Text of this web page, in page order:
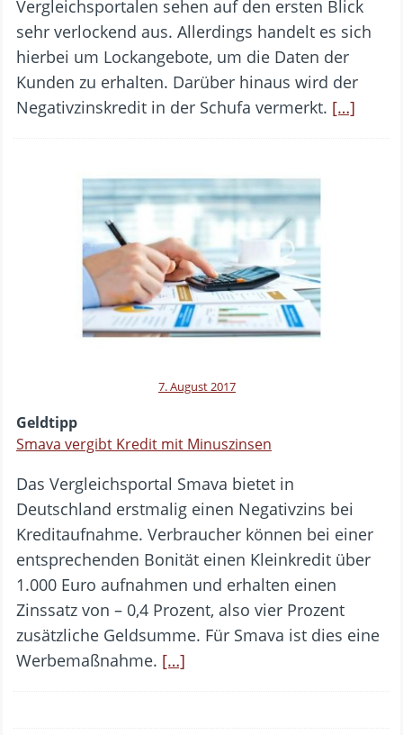
Vergleichsportalen sehen auf den ersten Blick
sehr verlockend aus. Allerdings handelt es sich
hierbei um Lockangebote, um die Daten der
Kunden zu erhalten. Darüber hinaus wird der
Negativzinskredit in der Schufa vermerkt. […]
7. August 2017
Geldtipp
Smava vergibt Kredit mit Minuszinsen
Das Vergleichsportal Smava bietet in
Deutschland erstmalig einen Negativzins bei
Kreditaufnahme. Verbraucher können bei einer
entsprechenden Bonität einen Kleinkredit über
1.000 Euro aufnahmen und erhalten einen
Zinssatz von – 0,4 Prozent, also vier Prozent
zusätzliche Geldsumme. Für Smava ist dies eine
Werbemaßnahme. […]